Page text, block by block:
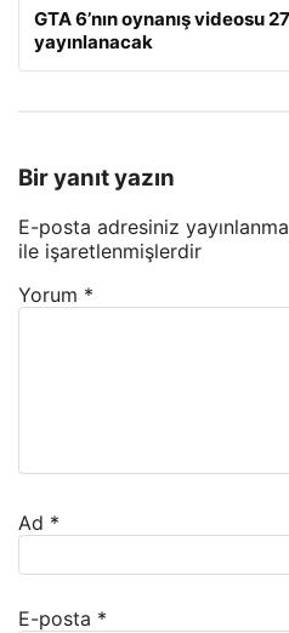
GTA 6’nın oynanış videosu
yayınlanacak
Bir yanıt yazın
E-posta adresiniz
ile işaretlenmişlerdir
Yorum *
Ad *
E-posta *